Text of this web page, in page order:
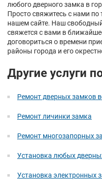
любого дверного замка в
Просто свяжитесь с нами по
нашем сайте. Наш
свяжется с вами в
договориться о времени
районы города и его
Другие услуги
Ремонт дверных замков
Ремонт личинки замка
Ремонт многозапорных
Установка любых
Установка электронных